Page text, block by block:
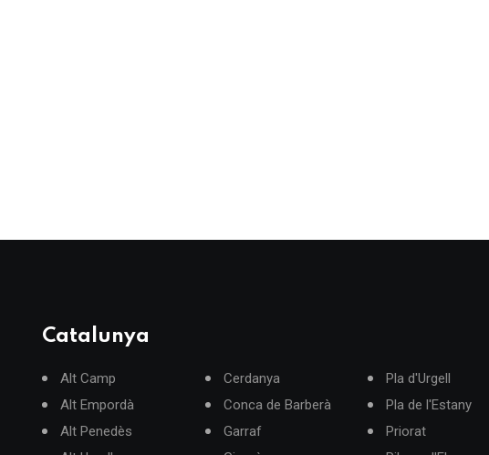
Catalunya
Alt Camp
Alt Empordà
Alt Penedès
Cerdanya
Conca de Barberà
Garraf
Pla d'Urgell
Pla de l'Estany
Priorat